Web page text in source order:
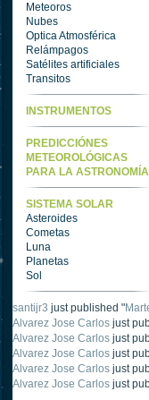
Meteoros
Nubes
Optica Atmosférica
Relámpagos
Satélites artificiales
Transitos
INSTRUMENTOS
PREDICCIÓNES
METEOROLÓGICAS
PARA LA ASTRONOMÍA
SISTEMA SOLAR
Asteroides
Cometas
Luna
Planetas
Sol
santijr3 just published "
Alvarez Jose Carlos just
Alvarez Jose Carlos just
Alvarez Jose Carlos just
Alvarez Jose Carlos just
Alvarez Jose Carlos just